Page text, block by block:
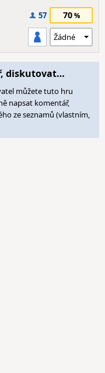
57 70
diskutovat…
můžete tuto hru
napsat komentář,
ze seznamů (vlastním,